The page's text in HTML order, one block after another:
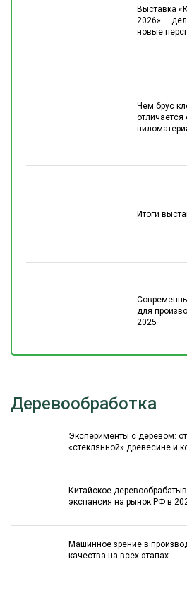
Выставка
2026» —
новые
Чем брус
отличается
Итоги
для
2025
Деревообработка
Эксперименты с деревом:
«стеклянной» древесине и
Китайское
экспансия на рынок РФ в
Машинное зрение в
качества на всех этапах